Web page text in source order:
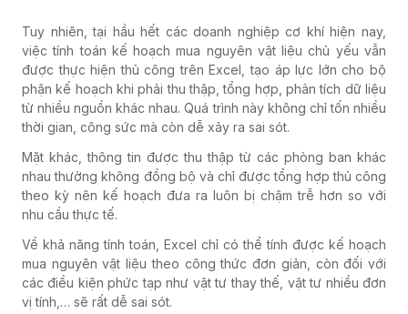
Tuy nhiên, tại hầu hết các doanh nghiệp cơ khí hiện nay,
việc tính toán kế hoạch mua nguyên vật liệu chủ yếu vẫn
được thực hiện thủ công trên Excel, tạo áp lực lớn cho bộ
phận kế hoạch khi phải thu thập, tổng hợp, phân tích dữ liệu
từ nhiều nguồn khác nhau. Quá trình này không chỉ tốn nhiều
thời gian, công sức mà còn dễ xảy ra sai sót.
Mặt khác, thông tin được thu thập từ các phòng ban khác
nhau thường không đồng bộ và chỉ được tổng hợp thủ công
theo kỳ nên kế hoạch đưa ra luôn bị chậm trễ hơn so với
nhu cầu thực tế.
Về khả năng tính toán, Excel chỉ có thể tính được kế hoạch
mua nguyên vật liệu theo công thức đơn giản, còn đối với
các điều kiện phức tạp như vật tư thay thế, vật tư nhiều đơn
vị tính,… sẽ rất dễ sai sót.